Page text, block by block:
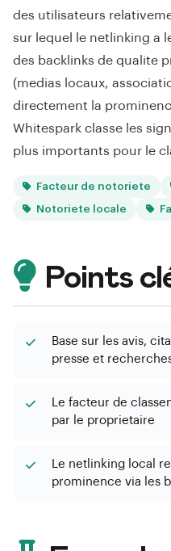
des utilisateurs
sur lequel le netlinking a
des backlinks de qualite
(medias locaux,
directement la
Whitespark classe les
plus importants pour le
Facteur de notoriete
Notoriete locale
Points
Base sur les avis,
presse et
Le facteur de
par le proprietaire
Le netlinking local
prominence via les